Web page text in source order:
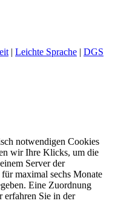
| Leichte Sprache | DGS
notwendigen Cookies
wir Ihre Klicks, um die
Server der
maximal sechs Monate
Eine Zuordnung
erfahren Sie in der